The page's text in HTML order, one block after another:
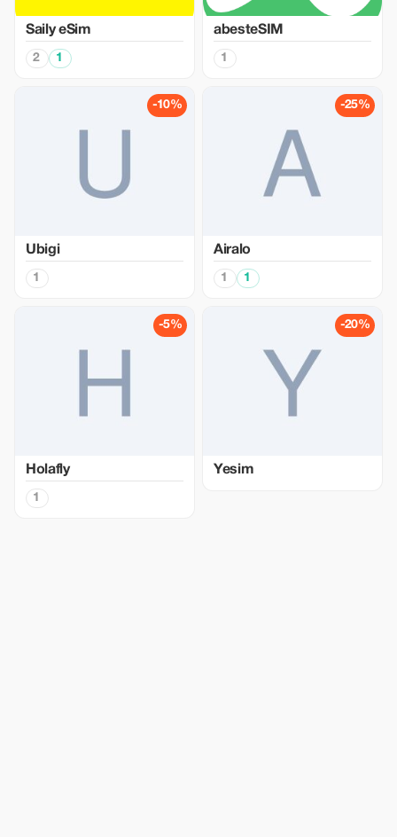
Saily eSim
2 1
abesteSIM
1
-10%
Ubigi
1
-25%
Airalo
1 1
-5%
Holafly
1
-20%
Yesim